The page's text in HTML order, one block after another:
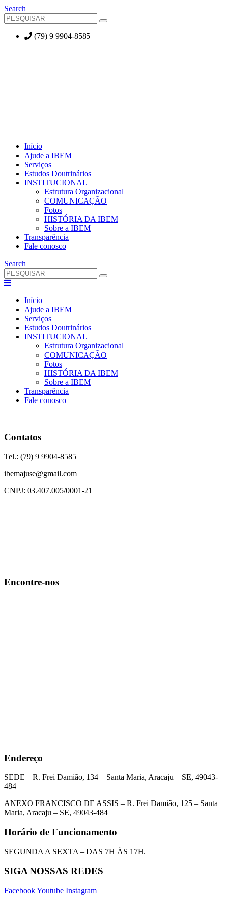
Search
(79) 9 9904-8585
Início
Ajude a IBEM
Serviços
Estudos Doutrinários
INSTITUCIONAL
Estrutura Organizacional
COMUNICAÇÃO
Fotos
HISTÓRIA DA IBEM
Sobre a IBEM
Transparência
Fale conosco
Search
Início
Ajude a IBEM
Serviços
Estudos Doutrinários
INSTITUCIONAL
Estrutura Organizacional
COMUNICAÇÃO
Fotos
HISTÓRIA DA IBEM
Sobre a IBEM
Transparência
Fale conosco
Contatos
Tel.: (79) 9 9904-8585
ibemajuse@gmail.com
CNPJ: 03.407.005/0001-21
Encontre-nos
Endereço
SEDE – R. Frei Damião, 134 – Santa Maria, Aracaju – SE, 49043-
484
ANEXO FRANCISCO DE ASSIS – R. Frei Damião, 125 – Santa
Maria, Aracaju – SE, 49043-484
Horário de Funcionamento
SEGUNDA A SEXTA – DAS 7H ÀS 17H.
SIGA NOSSAS REDES
FacebookYoutube Instagram